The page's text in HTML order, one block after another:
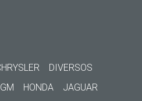
DIVERSOS
GM HONDA
JAGUAR